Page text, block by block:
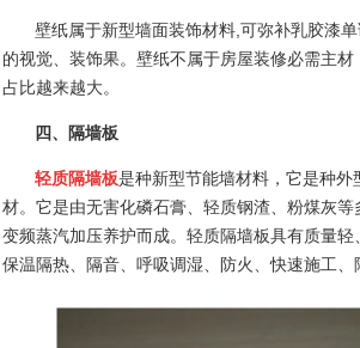
壁纸属于新型墙面装饰材料, 可弥补乳胶漆
的视觉、装饰果。壁纸不属于房屋装修必需主材
占比越来越大。
四、隔墙板
轻质隔墙板是种新型节能墙材料，它是种外
材。它是由无害化磷石膏、轻质钢渣、粉煤灰
变频蒸汽加压养护而成。轻质隔墙板具有质量轻
保温隔热、隔音、呼吸调湿、防火、快速施工、